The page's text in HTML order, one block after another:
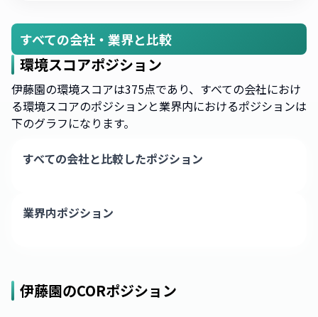
すべての会社・業界と比較
環境スコアポジション
伊藤園の環境スコアは375点であり、すべての会社におけ
る環境スコアのポジションと業界内におけるポジションは
下のグラフになります。
すべての会社と比較したポジション
業界内ポジション
伊藤園のCORポジション